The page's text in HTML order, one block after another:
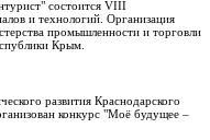
состоится VIII
и технологий. Организация
промышленности и торговли
Крым.
развития Краснодарского
конкурс "Моё будущее –